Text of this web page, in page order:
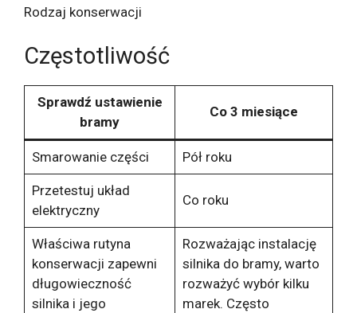
Rodzaj konserwacji
Częstotliwość
Sprawdź ustawienie
bramy
Co 3 miesiące
Smarowanie części Pół roku
Przetestuj układ
elektryczny
Co roku
Właściwa rutyna
konserwacji zapewni
długowieczność
silnika i jego
Rozważając instalację
silnika do bramy, warto
rozważyć wybór kilku
marek. Często